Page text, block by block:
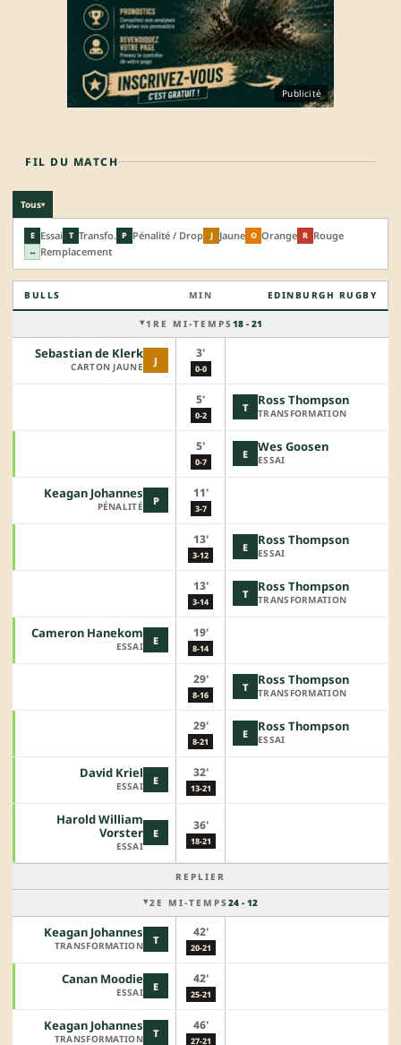
Publicité
FIL DU MATCH
Tous▾
E Essai T Transfo. P Pénalité / Drop J Jaune O Orange R Rouge
↔ Remplacement
BULLS MIN EDINBURGH RUGBY
1RE MI-TEMPS 18 - 21
J
Sebastian de Klerk
CARTON JAUNE
3'
0-0
5'
0-2
T Ross Thompson
TRANSFORMATION
5'
0-7
E Wes Goosen
ESSAI
P
Keagan Johannes
PÉNALITÉ
11'
3-7
13'
3-12
E Ross Thompson
ESSAI
13'
3-14
T Ross Thompson
TRANSFORMATION
E
Cameron Hanekom
ESSAI
19'
8-14
29'
8-16
T Ross Thompson
TRANSFORMATION
29'
8-21
E Ross Thompson
ESSAI
E
David Kriel
ESSAI
32'
13-21
E
Harold William
Vorster
ESSAI
36'
18-21
REPLIER
2E MI-TEMPS 24 - 12
T
Keagan Johannes
TRANSFORMATION
42'
20-21
E
Canan Moodie
ESSAI
42'
25-21
T
Keagan Johannes
TRANSFORMATION
46'
27-21